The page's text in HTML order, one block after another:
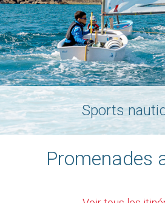
Sports
Promenades